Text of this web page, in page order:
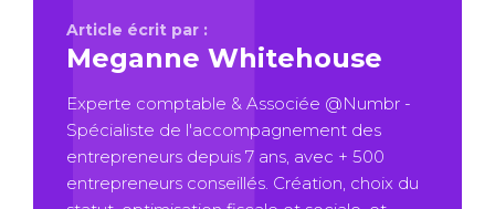
Article écrit par :
Meganne Whitehouse
Experte comptable & Associée @Numbr -
Spécialiste de l'accompagnement des
entrepreneurs depuis 7 ans, avec + 500
entrepreneurs conseillés. Création, choix du